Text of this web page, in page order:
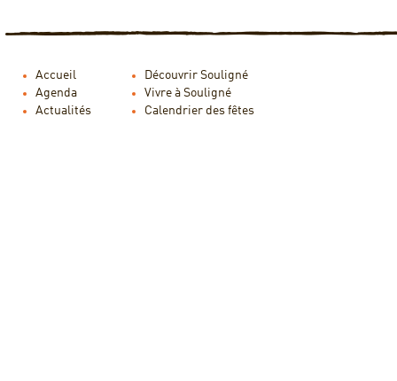
Accueil
Agenda
Actualités
Découvrir Souligné
Vivre à Souligné
Calendrier des fêtes